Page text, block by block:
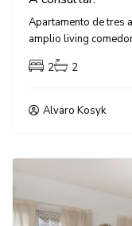
Apartamento de tres
amplio living
2
2
Alvaro Kosyk